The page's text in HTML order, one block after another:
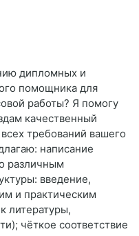
дипломных и
помощника для
работы? Я помогу
качественный
требований вашего
написание
различным
введение,
и практическим
литературы,
чёткое соответствие